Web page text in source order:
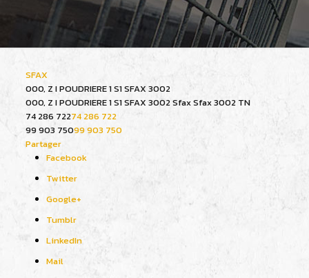
SFAX
000, Z I POUDRIERE 1 S1 SFAX 3002
000, Z I POUDRIERE 1 S1 SFAX 3002SfaxSfax3002 TN
74 286 72274 286 722
99 903 75099 903 750
Partager
Facebook
Twitter
Google+
Tumblr
LinkedIn
Mail